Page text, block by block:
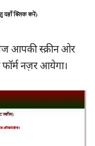
आपकी स्क्रीन ओर
नज़र आयेगा।